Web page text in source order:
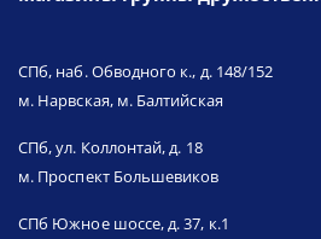
СПб, наб. Обводного к., д. 148/152
м. Нарвская, м. Балтийская
СПб, ул. Коллонтай, д. 18
м. Проспект Большевиков
СПб Южное шоссе, д. 37, к.1